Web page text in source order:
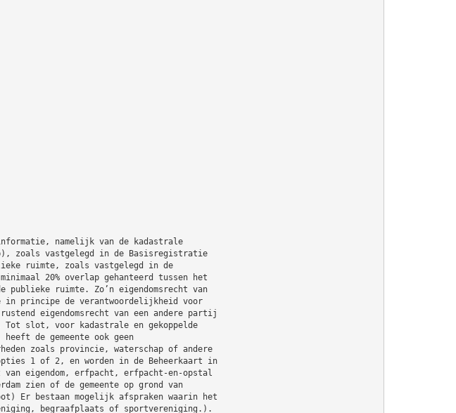
namelijk van de kadastrale
zoals vastgelegd in de Basisregistratie
ruimte, zoals vastgelegd in de
20% overlap gehanteerd tussen het
ruimte. Zo’n eigendomsrecht van
in principe de verantwoordelijkheid voor
eigendomsrecht van een andere partij
slot, voor kadastrale en gekoppelde
de gemeente ook geen
zoals provincie, waterschap of andere
1 of 2, en worden in de Beheerkaart in
eigendom, erfpacht, erfpacht-en-opstal
zien of de gemeente op grond van
Er bestaan mogelijk afspraken waarin het
begraafplaats of sportvereniging.).